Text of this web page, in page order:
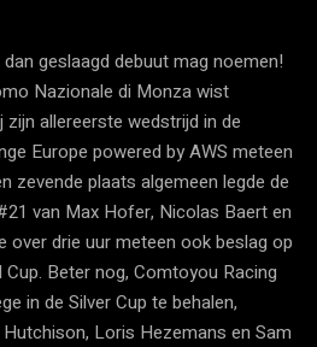
geslaagd debuut mag noemen!
Nazionale di Monza wist
allereerste wedstrijd in de
Europe powered by AWS meteen
zevende plaats algemeen legde de
van Max Hofer, Nicolas Baert en
over drie uur meteen ook beslag op
Beter nog, Comtoyou Racing
in de Silver Cup te behalen,
Loris Hezemans en Sam